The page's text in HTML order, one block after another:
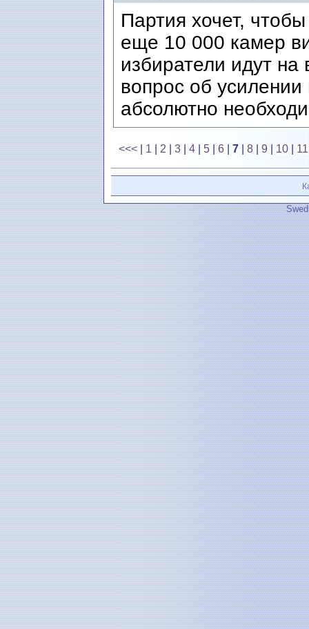
Партия хочет,
еще 10 000 камер
избиратели идут
вопрос об
абсолютно
<<< 1 2 3 4 5 6 7 8 9 10 11